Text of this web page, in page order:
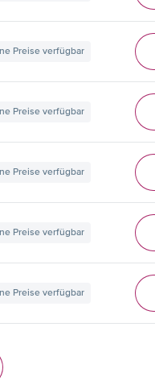
Preise verfügbar
Preise verfügbar
Preise verfügbar
Preise verfügbar
Preise verfügbar